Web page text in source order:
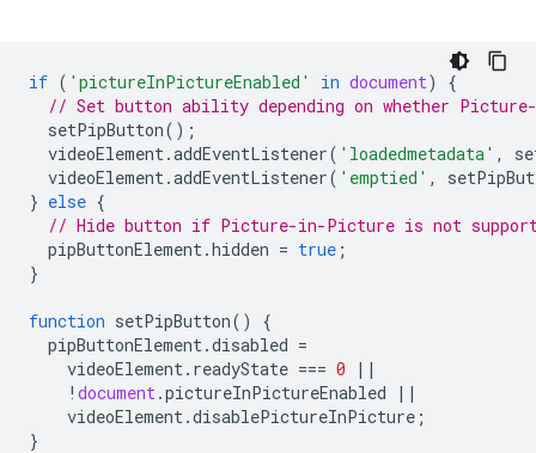
if ( 'pictureInPictureEnabled' in document)
{
// Set button ability depending on whether
setPipButton();
videoElement.addEventListener( 'loadedmetadata' ,
videoElement.addEventListener( 'emptied' ,
} else {
// Hide button if Picture-in-Picture is not
pipButtonElement.hidden = true ;
}
function setPipButton()
{
pipButtonElement.disabled =
videoElement. readyState === 0
||
! document.pictureInPictureEnabled
||
videoElement.disablePictureInPicture ;
}